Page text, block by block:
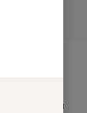
angličtina